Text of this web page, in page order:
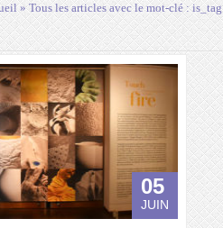
» Tous les articles avec le mot-clé :is_tag
05
JUIN